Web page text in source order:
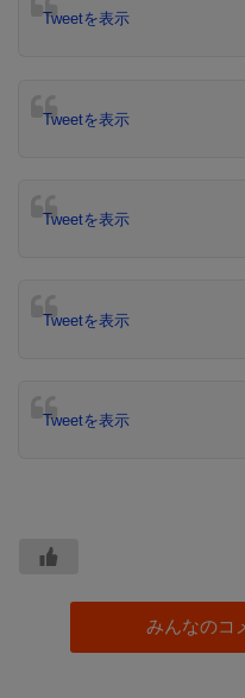
Tweetを表示
Tweetを表示
Tweetを表示
Tweetを表示
Tweetを表示
みんなのコ